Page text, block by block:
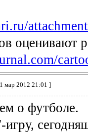
оценивают
мар 2012 21:01 ]
о футболе.